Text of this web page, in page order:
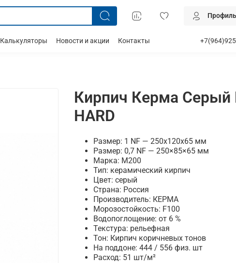
Профиль
Калькуляторы Новости и акции Контакты
Кирпич Керма Серый
HARD
Размер: 1 NF — 250х120х65 мм
Размер: 0,7 NF — 250×85×65 мм
Марка: М200
Тип: керамический кирпич
Цвет: серый
Страна: Россия
Производитель: КЕРМА
Морозостойкость: F100
Водопоглощение: от 6 %
Текстура: рельефная
Тон: Кирпич коричневых тонов
На поддоне: 444 / 556 физ. шт
Расход: 51 шт/м²